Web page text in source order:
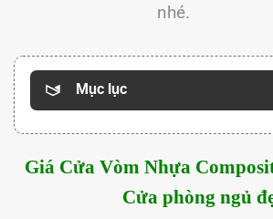
nhé.
Mục lục
Giá Cửa Vòm Nhựa
Cửa phòng ngủ